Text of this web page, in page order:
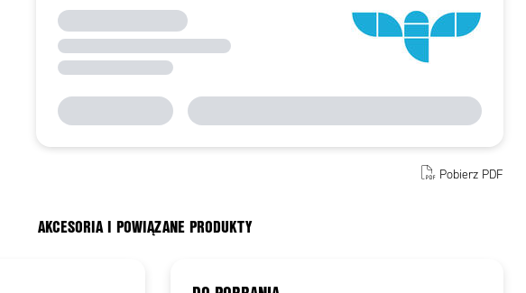
Pobierz PDF
AKCESORIA I POWIĄZANE PRODUKTY